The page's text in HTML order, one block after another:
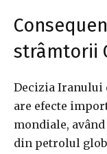
strâmtorii
Decizia Iranului
are efecte
mondiale,
din petrolul